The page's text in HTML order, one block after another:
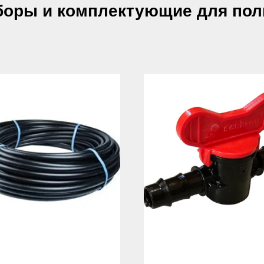
и комплектующие для